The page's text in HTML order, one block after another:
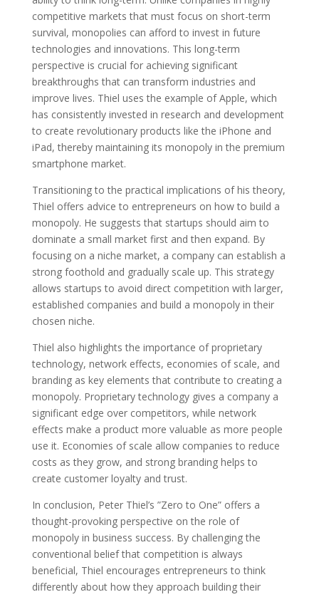
competitive markets that must focus on short-term
survival, monopolies can afford to invest in future
technologies and innovations. This long-term
perspective is crucial for achieving significant
breakthroughs that can transform industries and
improve lives. Thiel uses the example of Apple, which
has consistently invested in research and development
to create revolutionary products like the iPhone and
iPad, thereby maintaining its monopoly in the premium
smartphone market.
Transitioning to the practical implications of his theory,
Thiel offers advice to entrepreneurs on how to build a
monopoly. He suggests that startups should aim to
dominate a small market first and then expand. By
focusing on a niche market, a company can establish a
strong foothold and gradually scale up. This strategy
allows startups to avoid direct competition with larger,
established companies and build a monopoly in their
chosen niche.
Thiel also highlights the importance of proprietary
technology, network effects, economies of scale, and
branding as key elements that contribute to creating a
monopoly. Proprietary technology gives a company a
significant edge over competitors, while network
effects make a product more valuable as more people
use it. Economies of scale allow companies to reduce
costs as they grow, and strong branding helps to
create customer loyalty and trust.
In conclusion, Peter Thiel’s ”Zero to One” offers a
thought-provoking perspective on the role of
monopoly in business success. By challenging the
conventional belief that competition is always
beneficial, Thiel encourages entrepreneurs to think
differently about how they approach building their